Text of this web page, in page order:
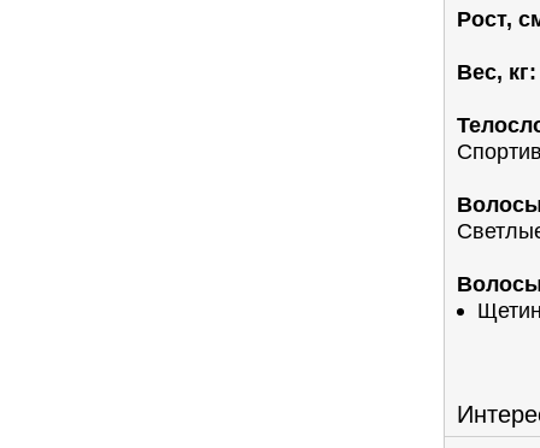
Рост,
Вес, кг: